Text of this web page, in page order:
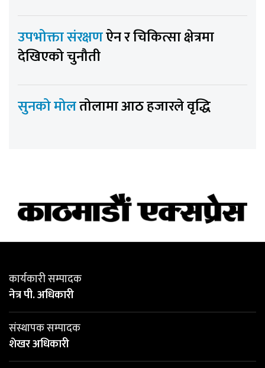
उपभोक्ता संरक्षणऐन र चिकित्सा क्षेत्रमा
देखिएको चुनौती
सुनको मोलतोलामा आठ हजारले वृद्धि
कार्यकारी सम्पादक
नेत्र पी. अधिकारी
संस्थापक सम्पादक
शेखर अधिकारी